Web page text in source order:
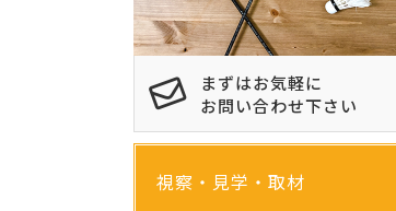
まずはお気軽に
お問い合わせ下さい
視察・見学・取材